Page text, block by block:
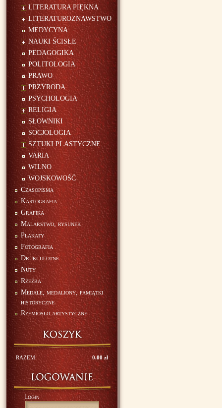
LITERATURA PIĘKNA
LITERATUROZNAWSTWO
MEDYCYNA
NAUKI ŚCISŁE
PEDAGOGIKA
POLITOLOGIA
PRAWO
PRZYRODA
PSYCHOLOGIA
RELIGIA
SŁOWNIKI
SOCJOLOGIA
SZTUKI PLASTYCZNE
VARIA
WILNO
WOJSKOWOŚĆ
Czasopisma
Kartografia
Grafika
Malarstwo, rysunek
Plakaty
Fotografia
Druki ulotne
Nuty
Rzeźba
Medale, medaliony, pamiątki
historyczne
Rzemiosło artystyczne
RAZEM: 0.00 zł
Login